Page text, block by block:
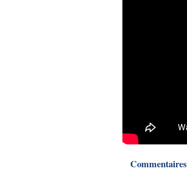
Commentaires